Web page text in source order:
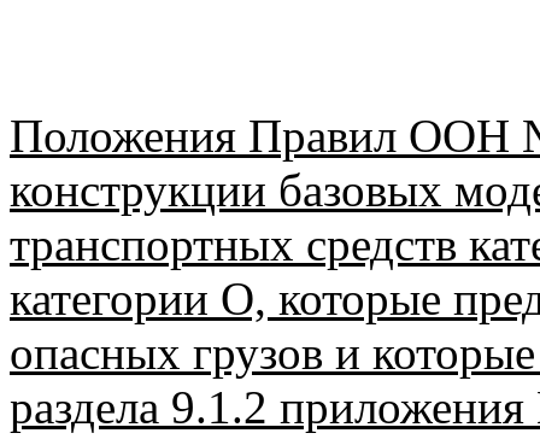
Положения Правил ООН
конструкции базовых
транспортных средств
категории О, которые
опасных грузов и
раздела 9.1.2